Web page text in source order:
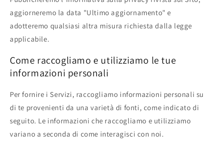
aggiorneremo la data "Ultimo aggiornamento" e
adotteremo qualsiasi altra misura richiesta dalla legge
applicabile.
Come raccogliamo e utilizziamo le tue
informazioni personali
Per fornire i Servizi, raccogliamo informazioni personali su
di te provenienti da una varietà di fonti, come indicato di
seguito. Le informazioni che raccogliamo e utilizziamo
variano a seconda di come interagisci con noi.